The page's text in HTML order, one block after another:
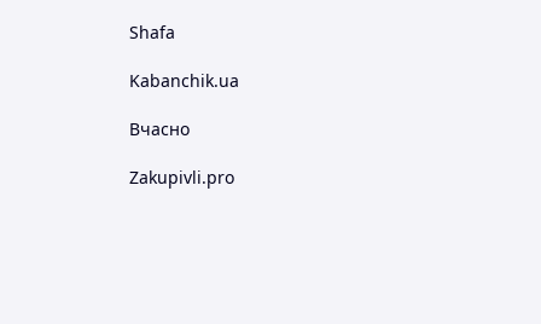
Shafa
Kabanchik.ua
Вчасно
Zakupivli.pro